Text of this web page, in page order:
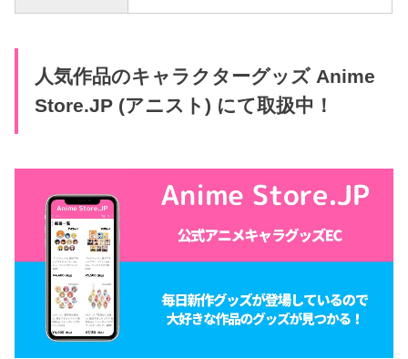
人気作品のキャラクターグッズ Anime
Store.JP (アニスト) にて取扱中！